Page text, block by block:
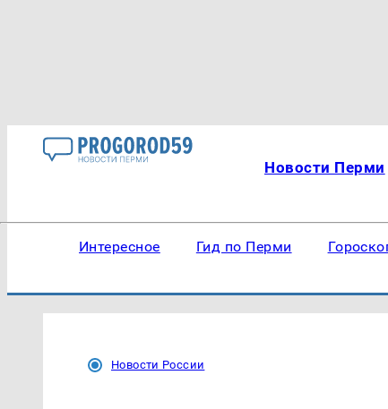
Новости Перми
Интересное Гид по Перми
Новости России